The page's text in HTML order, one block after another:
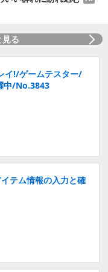
る
イ!/ゲームテスター/
中/No.3843
テム情報の入力と確